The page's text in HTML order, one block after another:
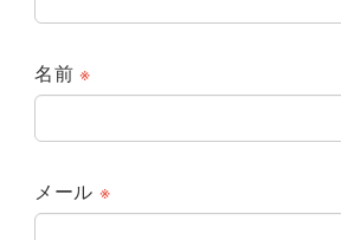
名前※
メール ※